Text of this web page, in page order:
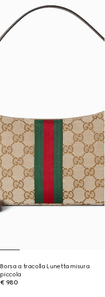
Borsa a tracolla Lunetta misura
piccola
€ 980